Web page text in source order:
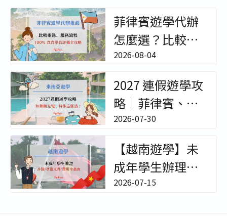
菲律賓遊學代辦
怎麼選？比較重
點、服務流程與
真實學員評價完
整解析！ - 非凡遊
學
2026-08-04
2027 連假遊學攻
略｜菲律賓、泰
國、越南短期遊
學與特休請假技
巧 - 非凡遊學
2026-07-30
【越南遊學】未
成年學生辦理簽
證 & WEG文件全
2026-07-15